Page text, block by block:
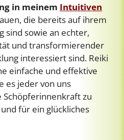
in meinem Intuitiven
die bereits auf ihrem
sind sowie an echter,
und transformierender
interessiert sind. Reiki
einfache und effektive
es jeder von uns
zu
für ein glückliches